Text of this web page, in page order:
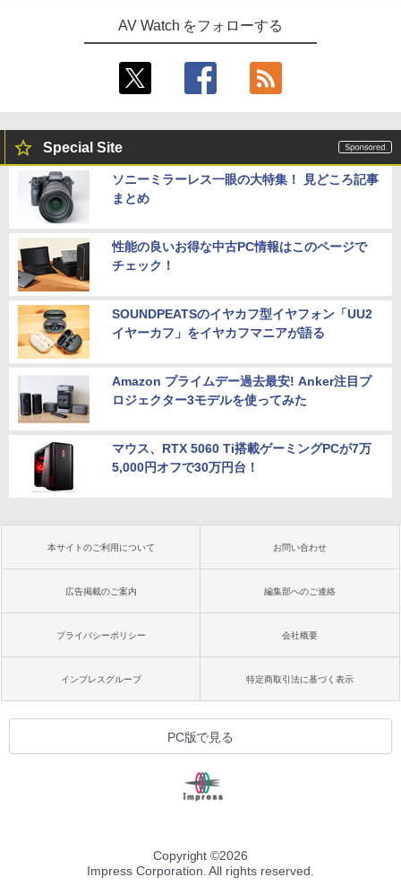
AV Watch をフォローする
Special Site
ソニーミラーレス一眼の大特集！ 見どころ記事
まとめ
性能の良いお得な中古PC情報はこのページで
チェック！
SOUNDPEATSのイヤカフ型イヤフォン「UU2
イヤーカフ」をイヤカフマニアが語る
Amazon プライムデー過去最安! Anker注目プ
ロジェクター3モデルを使ってみた
マウス、RTX 5060 Ti搭載ゲーミングPCが7万
5,000円オフで30万円台！
本サイトのご利用について お問い合わせ
広告掲載のご案内 編集部へのご連絡
プライバシーポリシー 会社概要
インプレスグループ 特定商取引法に基づく表示
PC版で見る
Copyright ©2026
Impress Corporation. All rights reserved.